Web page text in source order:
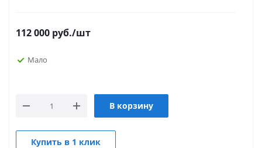
112 000 руб./шт
Мало
В корзину
Купить в 1 клик